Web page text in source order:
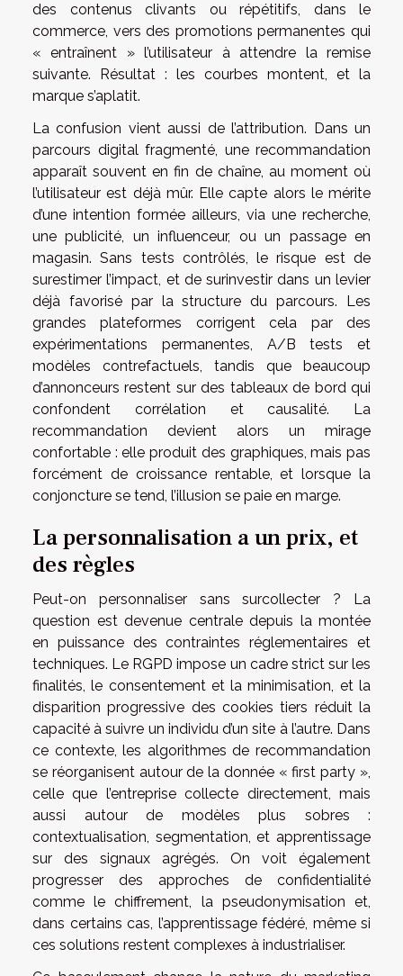
des contenus clivants ou répétitifs, dans le
commerce, vers des promotions permanentes qui
« entraînent » l’utilisateur à attendre la remise
suivante. Résultat : les courbes montent, et la
marque s’aplatit.
La confusion vient aussi de l’attribution. Dans un
parcours digital fragmenté, une recommandation
apparaît souvent en fin de chaîne, au moment où
l’utilisateur est déjà mûr. Elle capte alors le mérite
d’une intention formée ailleurs, via une recherche,
une publicité, un influenceur, ou un passage en
magasin. Sans tests contrôlés, le risque est de
surestimer l’impact, et de surinvestir dans un levier
déjà favorisé par la structure du parcours. Les
grandes plateformes corrigent cela par des
expérimentations permanentes, A/B tests et
modèles contrefactuels, tandis que beaucoup
d’annonceurs restent sur des tableaux de bord qui
confondent corrélation et causalité. La
recommandation devient alors un mirage
confortable : elle produit des graphiques, mais pas
forcément de croissance rentable, et lorsque la
conjoncture se tend, l’illusion se paie en marge.
La personnalisation a un prix, et
des règles
Peut-on personnaliser sans surcollecter ? La
question est devenue centrale depuis la montée
en puissance des contraintes réglementaires et
techniques. Le RGPD impose un cadre strict sur les
finalités, le consentement et la minimisation, et la
disparition progressive des cookies tiers réduit la
capacité à suivre un individu d’un site à l’autre. Dans
ce contexte, les algorithmes de recommandation
se réorganisent autour de la donnée « first party »,
celle que l’entreprise collecte directement, mais
aussi autour de modèles plus sobres :
contextualisation, segmentation, et apprentissage
sur des signaux agrégés. On voit également
progresser des approches de confidentialité
comme le chiffrement, la pseudonymisation et,
dans certains cas, l’apprentissage fédéré, même si
ces solutions restent complexes à industrialiser.